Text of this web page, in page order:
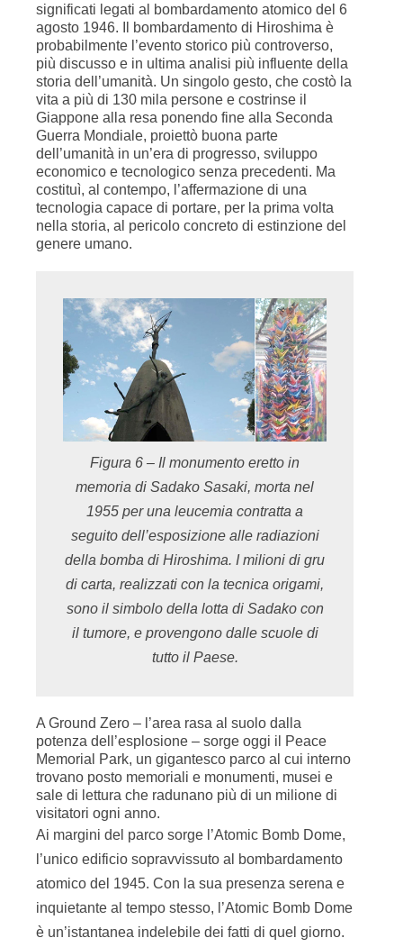
significati legati al bombardamento atomico del 6
agosto 1946. Il bombardamento di Hiroshima è
probabilmente l’evento storico più controverso,
più discusso e in ultima analisi più influente della
storia dell’umanità. Un singolo gesto, che costò la
vita a più di 130 mila persone e costrinse il
Giappone alla resa ponendo fine alla Seconda
Guerra Mondiale, proiettò buona parte
dell’umanità in un’era di progresso, sviluppo
economico e tecnologico senza precedenti. Ma
costituì, al contempo, l’affermazione di una
tecnologia capace di portare, per la prima volta
nella storia, al pericolo concreto di estinzione del
genere umano.
Figura 6 – Il monumento eretto in
memoria di Sadako Sasaki, morta nel
1955 per una leucemia contratta a
seguito dell’esposizione alle radiazioni
della bomba di Hiroshima. I milioni di gru
di carta, realizzati con la tecnica origami,
sono il simbolo della lotta di Sadako con
il tumore, e provengono dalle scuole di
tutto il Paese.
A Ground Zero – l’area rasa al suolo dalla
potenza dell’esplosione – sorge oggi il Peace
Memorial Park, un gigantesco parco al cui interno
trovano posto memoriali e monumenti, musei e
sale di lettura che radunano più di un milione di
visitatori ogni anno.
Ai margini del parco sorge l’Atomic Bomb Dome,
l’unico edificio sopravvissuto al bombardamento
atomico del 1945. Con la sua presenza serena e
inquietante al tempo stesso, l’Atomic Bomb Dome
è un’istantanea indelebile dei fatti di quel giorno.